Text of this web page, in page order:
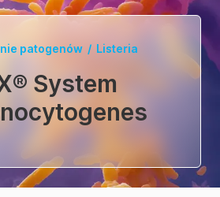
patogenów / Listeria
System